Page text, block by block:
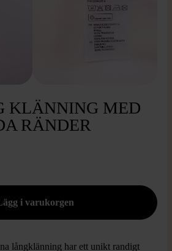
KLÄNNING MED
RÄNDER
långklänning har ett unikt randigt